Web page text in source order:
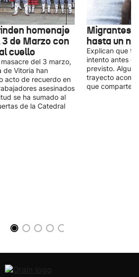
homenaje
de Marzo con
cuello
del 3 marzo,
de Vitoria han
acto de recuerdo en
asesinados
se ha sumado al
de la Catedral
Migrantes
hasta un
Explican que
intento antes
previsto.
trayecto
que comparten